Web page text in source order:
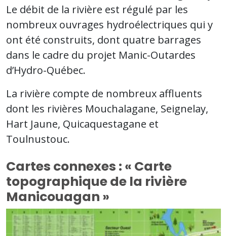
Le débit de la rivière est régulé par les
nombreux ouvrages hydroélectriques qui y
ont été construits, dont quatre barrages
dans le cadre du projet Manic-Outardes
d’Hydro-Québec.
La rivière compte de nombreux affluents
dont les rivières Mouchalagane, Seignelay,
Hart Jaune, Quicaquestagane et
Toulnustouc.
Cartes connexes : « Carte
topographique de la rivière
Manicouagan »